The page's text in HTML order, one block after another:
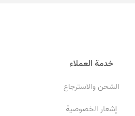
خدمة العملاء
الشحن والاسترجاع
إشعار الخصوصية